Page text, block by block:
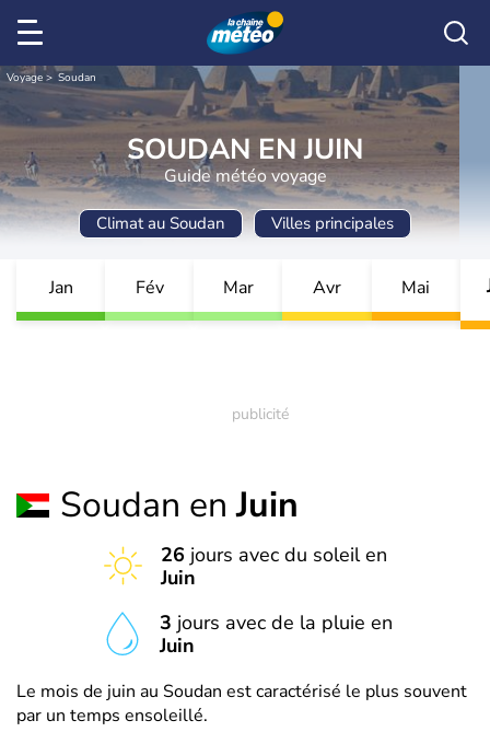
Voyage Soudan
SOUDAN EN JUIN
Guide météo voyage
Climat au Soudan Villes principales
Jan Fév Mar Avr Mai
Soudan enJuin
26 jours avec du soleil en
Juin
3 jours avec de la pluie en
Juin
Le mois de juin au Soudan est caractérisé le plus souvent
par un temps ensoleillé.